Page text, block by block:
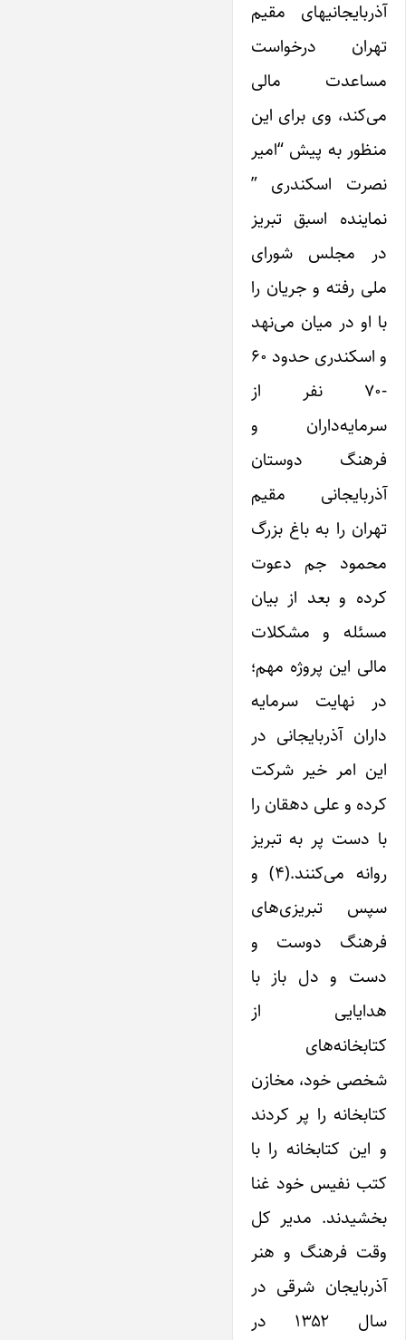
آذربایجانیهای مقیم
تهران درخواست
مساعدت مالی
می‌کند، وی برای‌ این
منظور به پیش “امیر
نصرت اسکندری ”
نماینده اسبق تبریز
در مجلس شورای
ملی رفته و جریان را
با او در میان می‌نهد
و اسکندری حدود ۶۰
-۷۰ نفر از
سرمایه‌داران و
فرهنگ دوستان
آذربایجانی مقیم
تهران را به باغ بزرگ
محمود جم دعوت
کرده و بعد از بیان
مسئله و مشکلات
مالی ‌این پروژه مهم؛
در نهایت سرمایه
داران آذربایجانی در‌
این امر خیر شرکت
کرده و علی دهقان را
با دست پر به تبریز
روانه می‌کنند.(۴) و
سپس تبریزی‌های
فرهنگ دوست و
دست و دل باز با
هدایایی از
کتابخانه‌های
شخصی خود، مخازن
کتابخانه را پر کردند
و ‌این کتابخانه را با
کتب نفیس خود غنا
بخشیدند. مدیر کل
وقت فرهنگ و هنر
آذربایجان شرقی در
سال ۱۳۵۲ در